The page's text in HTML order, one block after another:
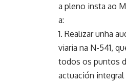
a pleno insta ao
a:
Realizar unha
viaria na N-541,
todos os puntos
actuación